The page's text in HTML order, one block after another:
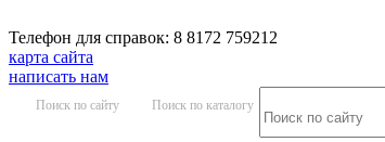
Телефон для справок: 8 8172 759212
карта сайта
написать нам
Поиск по сайту Поиск по каталогу